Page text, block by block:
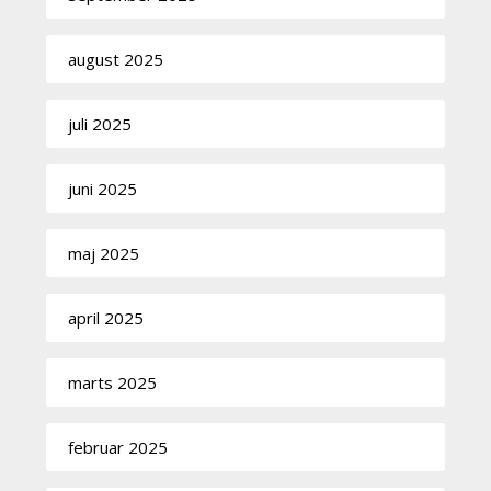
august 2025
juli 2025
juni 2025
maj 2025
april 2025
marts 2025
februar 2025